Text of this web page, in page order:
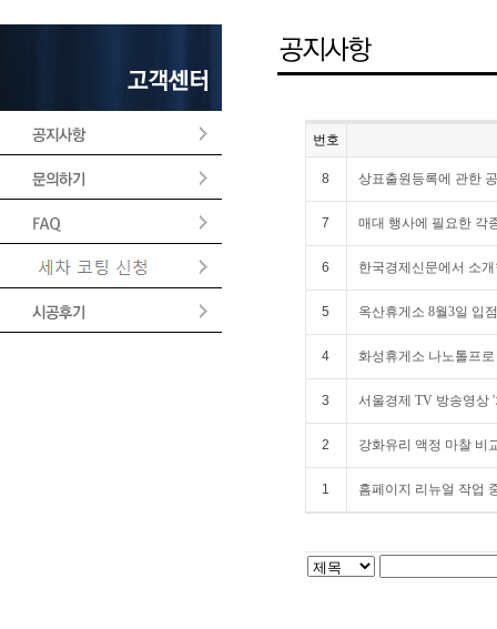
번호
8 상표출원등록에 관한
7 매대 행사에 필요한 각
6 한국경제신문에서 소
5 옥산휴게소 8월3일 입
4 화성휴게소 나노톨프
3 서울경제 TV 방송영상
2 강화유리 액정 마찰 비
1 홈페이지 리뉴얼 작업